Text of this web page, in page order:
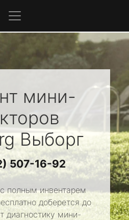
мини-
Выборг
507-16-92
полным инвентарем
доберется до
диагностику мини-